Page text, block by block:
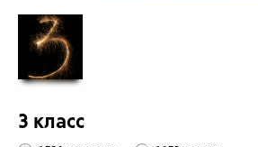
3 класс